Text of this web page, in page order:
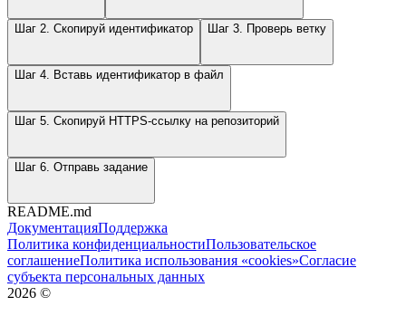
Шаг 2. Скопируй идентификатор Шаг 3. Проверь ветку
Шаг 4. Вставь идентификатор в файл
Шаг 5. Скопируй HTTPS-ссылку на репозиторий
Шаг 6. Отправь задание
README.md
ДокументацияПоддержка
Политика конфиденциальностиПользовательское
соглашениеПолитика использования «cookies»Согласие
субъекта персональных данных
2026 ©